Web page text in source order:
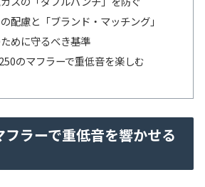
配慮と「ブランド・マッチング」
めに守るべき基準
のマフラーで重低音を楽しむ
ラーで重低音を響かせる